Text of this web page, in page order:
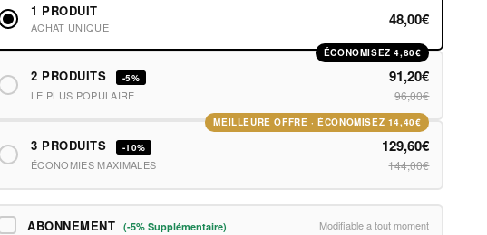
1 PRODUIT
ACHAT UNIQUE 48,00€
ÉCONOMISEZ 4,80€
2 PRODUITS -5%
LE PLUS POPULAIRE
91,20€
96,00€
MEILLEURE OFFRE · ÉCONOMISEZ 14,40€
3 PRODUITS -10%
ÉCONOMIES MAXIMALES
129,60€
144,00€
ABONNEMENT (-5% Supplémentaire) Modifiable a tout moment